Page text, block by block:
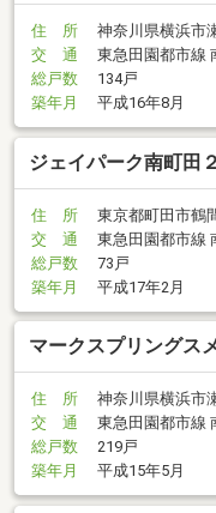
住 所
神奈川県横浜市
交 通
東急田園都市線
総戸数
134戸
築年月
平成16年8月
ジェイパーク南町田２
住 所
東京都町田市鶴
交 通
東急田園都市線
総戸数
73戸
築年月
平成17年2月
マークスプリングス
住 所
神奈川県横浜市
交 通
東急田園都市線
総戸数
219戸
築年月
平成15年5月